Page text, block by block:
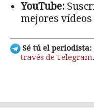
YouTube:
mejores vídeos
Sé tú el periodista:
través de Telegram.